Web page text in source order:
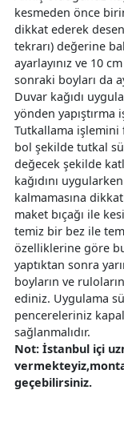
kesmeden önce
dikkat ederek
tekrarı) değerine
ayarlayınız ve 10
sonraki boyları da
Duvar kağıdı
yönden yapıştırma
Tutkallama işlemini
bol şekilde tutkal
değecek şekilde
kağıdını
kalmamasına
maket bıçağı ile
temiz bir bez ile
özelliklerine göre
yaptıktan sonra
boyların ve
ediniz. Uygulama
pencereleriniz
sağlanmalıdır.
Not: İstanbul içi
geçebilirsiniz.